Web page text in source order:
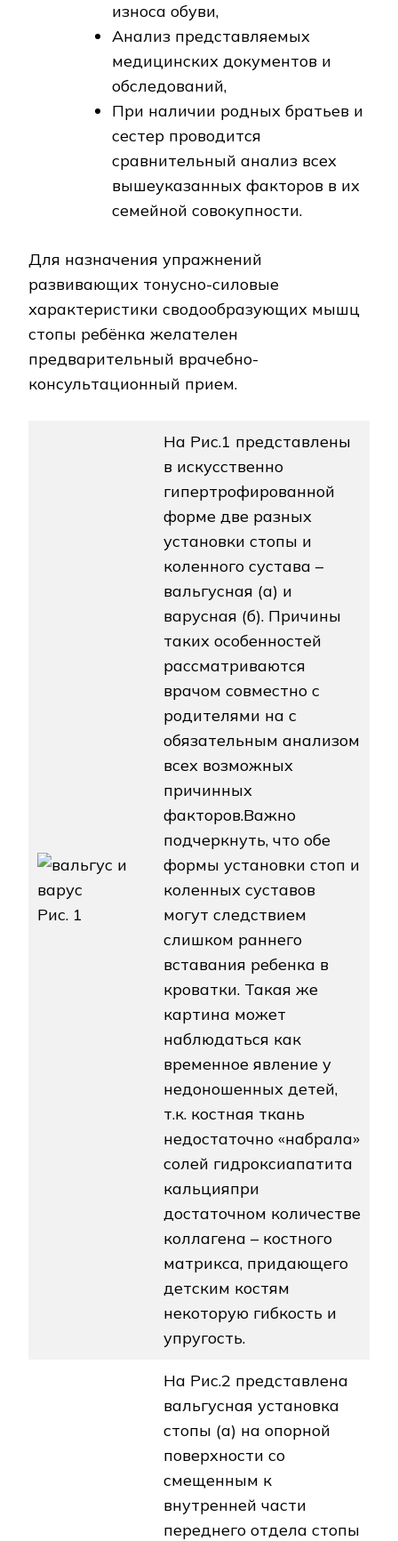
износа обуви,
Анализ представляемых
медицинских документов и
обследований,
При наличии родных братьев и
сестер проводится
сравнительный анализ всех
вышеуказанных факторов в их
семейной совокупности.
Для назначения упражнений
развивающих тонусно-силовые
характеристики сводообразующих мышц
стопы ребёнка желателен
предварительный врачебно-
консультационный прием.
Рис. 1
На Рис.1 представлены
в искусственно
гипертрофированной
форме две разных
установки стопы и
коленного сустава –
вальгусная (а) и
варусная (б). Причины
таких особенностей
рассматриваются
врачом совместно с
родителями на с
обязательным анализом
всех возможных
причинных
факторов.Важно
подчеркнуть, что обе
формы установки стоп и
коленных суставов
могут следствием
слишком раннего
вставания ребенка в
кроватки. Такая же
картина может
наблюдаться как
временное явление у
недоношенных детей,
т.к. костная ткань
недостаточно «набрала»
солей гидроксиапатита
кальцияпри
достаточном количестве
коллагена – костного
матрикса, придающего
детским костям
некоторую гибкость и
упругость.
На Рис.2 представлена
вальгусная установка
стопы (а) на опорной
поверхности со
смещенным к
внутренней части
переднего отдела стопы